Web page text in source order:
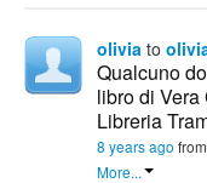
olivia to
Qualcuno
libro di
Libreria
8 years ago
More...